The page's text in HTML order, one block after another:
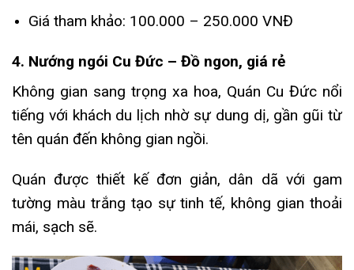
Giá tham khảo: 100.000 – 250.000 VNĐ
4. Nướng ngói Cu Đức – Đồ ngon, giá rẻ
Không gian sang trọng xa hoa, Quán Cu Đức nổi
tiếng với khách du lịch nhờ sự dung dị, gần gũi từ
tên quán đến không gian ngồi.
Quán được thiết kế đơn giản, dân dã với gam
tường màu trắng tạo sự tinh tế, không gian thoải
mái, sạch sẽ.